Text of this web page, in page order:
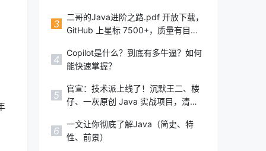
2022,IDEA注册码,IDEA永久破
解,Pycharm激活码,Webstorm激活码
3
二哥的Java进阶之路.pdf 开放下载，
GitHub 上星标 7500+，质量有目共
4
Copilot是什么？到底有多牛逼？如何
能快速掌握？
5
官宣：技术派上线了！沉默王二、楼
仔、一灰原创 Java 实战项目，清
6
一文让你彻底了解Java（简史、特
性、前景）